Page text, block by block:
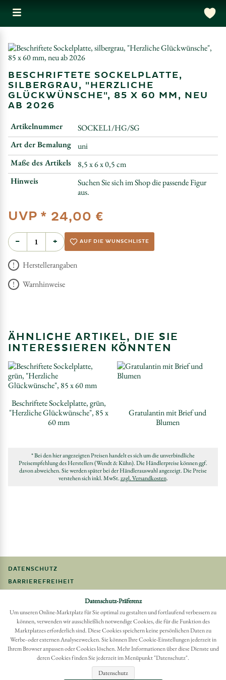
BESCHRIFTETE SOCKELPLATTE,
SILBERGRAU, "HERZLICHE
GLÜCKWÜNSCHE", 85 X 60 MM, NEU
AB 2026
Artikelnummer
SOCKEL1/HG/SG
Art der Bemalung
uni
Maße des Artikels
8,5 x 6 x 0,5 cm
Hinweis
Suchen Sie sich im Shop die passende Figur
aus.
UVP * 24,00 €
− + AUF DIE WUNSCHLISTE
Herstellerangaben
Warnhinweise
ÄHNLICHE ARTIKEL, DIE SIE
INTERESSIEREN KÖNNTEN
Beschriftete Sockelplatte, grün,
"Herzliche Glückwünsche", 85 x
60 mm
Gratulantin mit Brief und
Blumen
* Bei den hier angezeigten Preisen handelt es sich um die unverbindliche
Preisempfehlung des Herstellers (Wendt & Kühn). Die Händlerpreise können ggf.
davon abweichen. Sie werden später bei der Händlerauswahl angezeigt. Die Preise
verstehen sich inkl. MwSt.zzgl. Versandkosten.
DATENSCHUTZ
BARRIEREFREIHEIT
Möchten Sie eine Bestellung widerrufen?
Hier Widerruf mit wenigen Klicks online erreichen
BESTELLUNG WIDERRUFEN
Datenschutz-Präferenz
Um unseren Online-Marktplatz für Sie optimal zu gestalten und fortlaufend verbessern zu
können, verwenden wir ausschließlich notwendige Cookies, die für die Funktion des
Marktplatzes erforderlich sind. Diese Cookies speichern keine persönlichen Daten zu
Werbe- oder externen Analysezwecken. Sie können Ihre Cookie-Einstellungen jederzeit in
Ihrem Browser anpassen oder Cookies löschen. Mehr Informationen über diese Dienste und
deren Cookies finden Sie jederzeit im Menüpunkt "Datenschutz".
Datenschutz